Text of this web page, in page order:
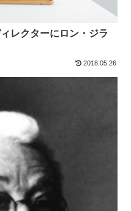
レクターにロン・ジラ
2018.05.26